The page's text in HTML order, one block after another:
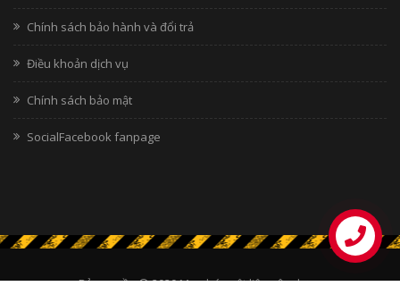
Chính sách bảo hành và đổi trả
Điều khoản dịch vụ
Chính sách bảo mật
SocialFacebook fanpage
Bản quyền © 2020Mua bán vật liệu xây dựng